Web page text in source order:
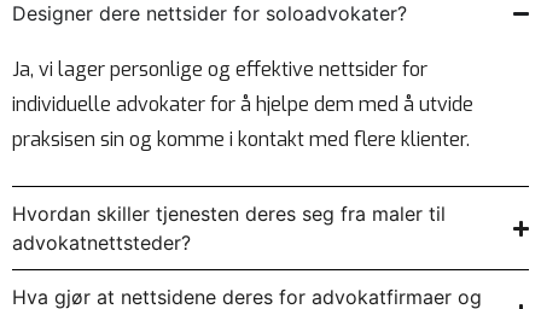
Designer dere nettsider for soloadvokater?
Ja, vi lager personlige og effektive nettsider for
individuelle advokater for å hjelpe dem med å utvide
praksisen sin og komme i kontakt med flere klienter.
Hvordan skiller tjenesten deres seg fra maler til
advokatnettsteder?
Hva gjør at nettsidene deres for advokatfirmaer og